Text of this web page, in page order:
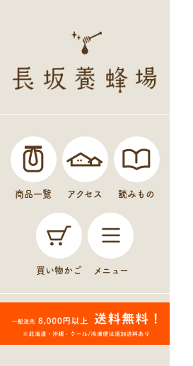
商品一覧 アクセス 読みもの
買い物かご メニュー